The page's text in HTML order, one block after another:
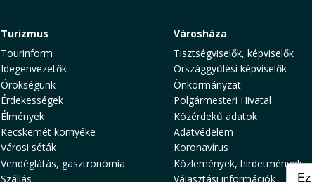
Turizmus
Tourinform
Idegenvezetők
Örökségünk
Érdekességek
Élmények
Kecskemét környéke
Városi séták
Vendéglátás, gasztronómia
Szállás
Városháza
Tisztségviselők, képviselők
Országgyűlési képviselők
Önkormányzat
Polgármesteri Hivatal
Közérdekű adatok
Adatvédelem
Koronavírus
Közlemények, hirdetmények
Választási információk